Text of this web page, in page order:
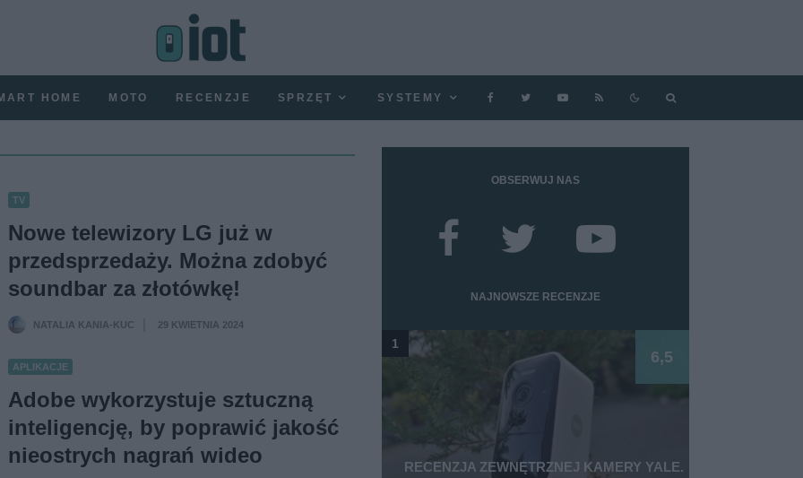
HOME MOTO RECENZJE SPRZĘT SYSTEMY
TV
Nowe telewizory LG już w
przedsprzedaży. Można zdobyć
soundbar za złotówkę!
NATALIA KANIA-KUC 29 KWIETNIA 2024
APLIKACJE
Adobe wykorzystuje sztuczną
inteligencję, by poprawić jakość
nieostrych nagrań wideo
OBSERWUJ NAS
NAJNOWSZE RECENZJE
RECENZJA ZEWNĘTRZNEJ KAMERY YALE.
6,5
1